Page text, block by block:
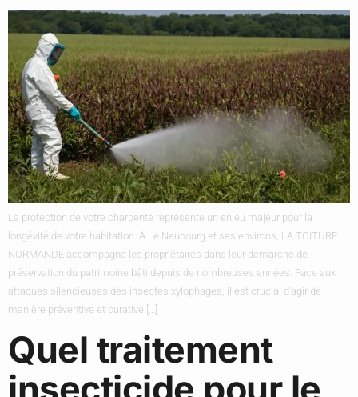
La protection de votre charpente représente un enjeu majeur pour la
longévité de votre habitation. À Le Neubourg et ses environs, LA TOITURE
NORMANDE accompagne les propriétaires dans leur démarche de
préservation du patrimoine bâti depuis de nombreuses années. Face aux
attaques silencieuses des insectes xylophages, il est crucial d’agir de
manière préventive et curative […]
Quel traitement